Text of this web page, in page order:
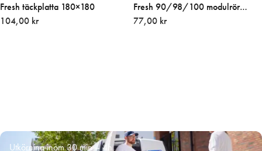
Fresh täckplatta 180×180
104,00 kr
Fresh 90/98/100 modulrör
L=100 mm
77,00 kr
Utkörning inom 30 min – 4h